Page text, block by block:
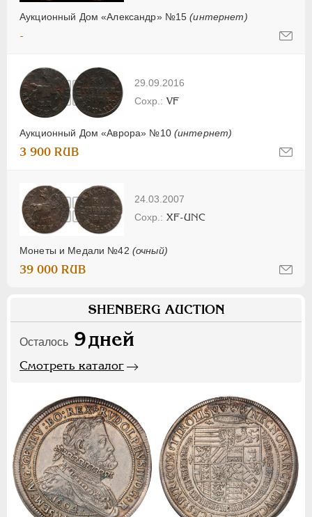
Аукционный Дом «Александр» №15(интернет)
-
29.09.2016
Аукционный Дом «Аврора» №10 (интернет)
VF
3 900 RUB
24.03.2007
Монеты и Медали №42 (очный)
XF-UNC
39 000 RUB
SHENBERG AUCTION
Осталось 9дней
Смотреть каталог